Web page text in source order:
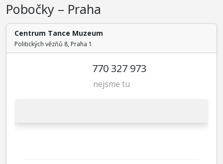
Pobočky – Praha
Centrum Tance Muzeum
Politických vězňů 8, Praha 1
770 327 973
nejsme tu